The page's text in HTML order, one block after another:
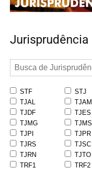
Jurisprudência
STF STJ
TJAL
TJAM
TJDF
TJES
TJMG
TJMS
TJPI
TJPR
TJRS
TJSC
TJRN
TJTO
TRF1
TRF2